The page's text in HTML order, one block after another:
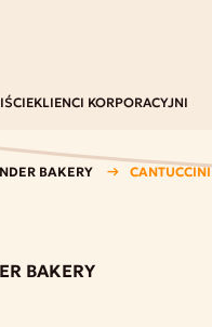
KLIENCI KORPORACYJNI
BAKERY
BAKERY